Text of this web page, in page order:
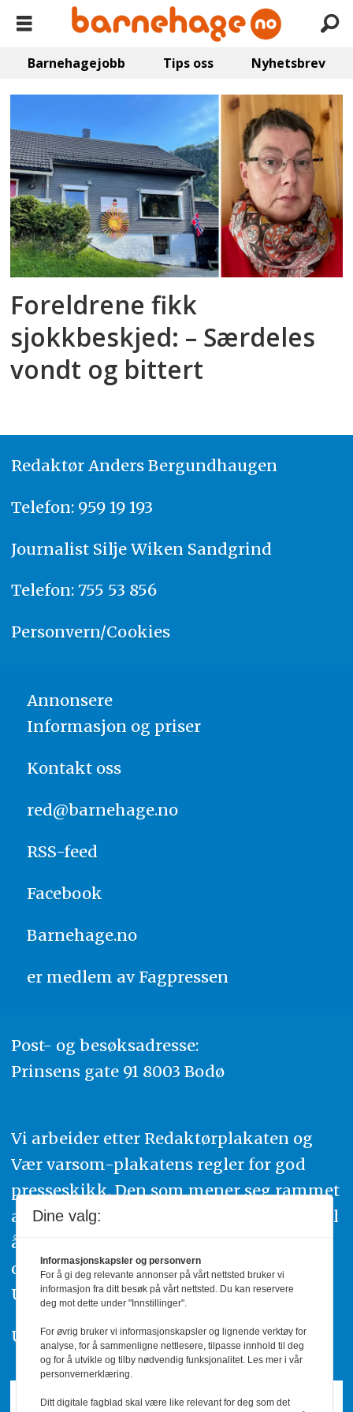
Barnehagejobb Tips oss Nyhetsbrev
Emne:
kommunale
tilskudd
Foreldrene fikk
sjokkbeskjed: ­– Særdeles
vondt og bittert
Redaktør Anders Bergundhaugen
Telefon: 959 19 193
Journalist Silje Wiken Sandgrind
Telefon: 755 53 856
Personvern/Cookies
Annonsere
Informasjon og priser
Kontakt oss
red@barnehage.no
RSS-feed
Facebook
Barnehage.no
er medlem av Fagpressen
Post- og besøksadresse:
Prinsens gate 91 8003 Bodø
Vi arbeider etter Redaktørplakaten og
Vær varsom-plakatens regler for god
presseskikk. Den som mener seg rammet
av urettmessig publisering, oppfordres til
å ta kontakt med redaksjonen. Du kan
også klage inn saker til Pressens Faglige
Utvalg,www.pfu.no.
Utgiver: PBL
Dine valg:
Informasjonskapsler og personvern
For å gi deg relevante annonser på vårt nettsted bruker vi
informasjon fra ditt besøk på vårt nettsted. Du kan reservere
deg mot dette under "Innstillinger".
For øvrig bruker vi informasjonskapsler og lignende verktøy for
analyse, for å sammenligne nettlesere, tilpasse innhold til deg
og for å utvikle og tilby nødvendig funksjonalitet. Les mer i vår
personvernerklæring.
Ditt digitale fagblad skal være like relevant for deg som det